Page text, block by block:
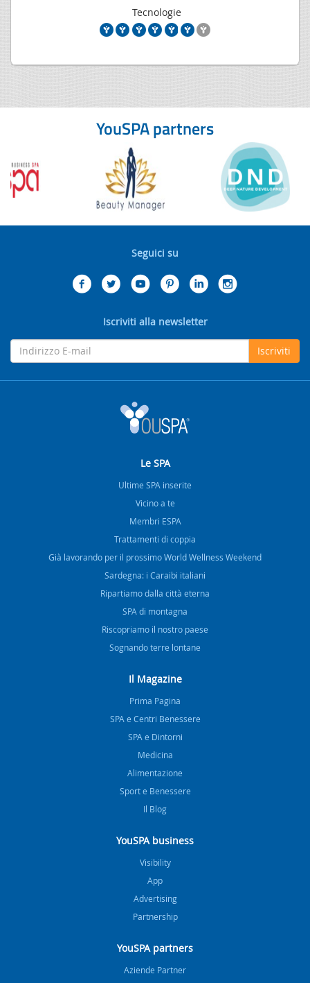
Tecnologie
YouSPA partners
Seguici su
Iscriviti alla newsletter
Iscriviti
Le SPA
Ultime SPA inserite
Vicino a te
Membri ESPA
Trattamenti di coppia
Già lavorando per il prossimo World Wellness Weekend
Sardegna: i Caraibi italiani
Ripartiamo dalla città eterna
SPA di montagna
Riscopriamo il nostro paese
Sognando terre lontane
Il Magazine
Prima Pagina
SPA e Centri Benessere
SPA e Dintorni
Medicina
Alimentazione
Sport e Benessere
Il Blog
YouSPA business
Visibility
App
Advertising
Partnership
YouSPA partners
Aziende Partner